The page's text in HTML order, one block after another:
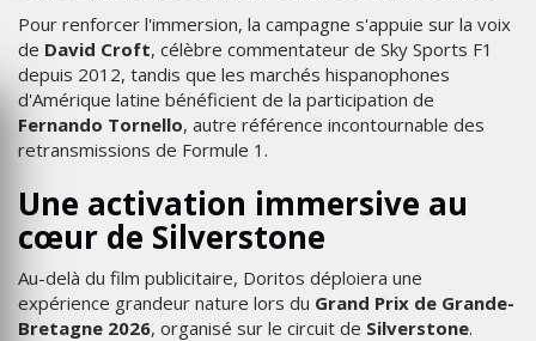
Pour renforcer l'immersion, la campagne s'appuie sur la voix
de David Croft, célèbre commentateur de Sky Sports F1
depuis 2012, tandis que les marchés hispanophones
d'Amérique latine bénéficient de la participation de
Fernando Tornello, autre référence incontournable des
retransmissions de Formule 1.
Une activation immersive au
cœur de Silverstone
Au-delà du film publicitaire, Doritos déploiera une
expérience grandeur nature lors du Grand Prix de Grande-
Bretagne 2026, organisé sur le circuit de Silverstone.